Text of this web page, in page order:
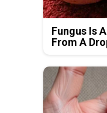
Fungus Is
From A